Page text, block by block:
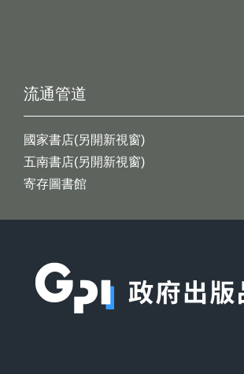
流通管道
國家書店(另開新視窗)
五南書店(另開新視窗)
寄存圖書館